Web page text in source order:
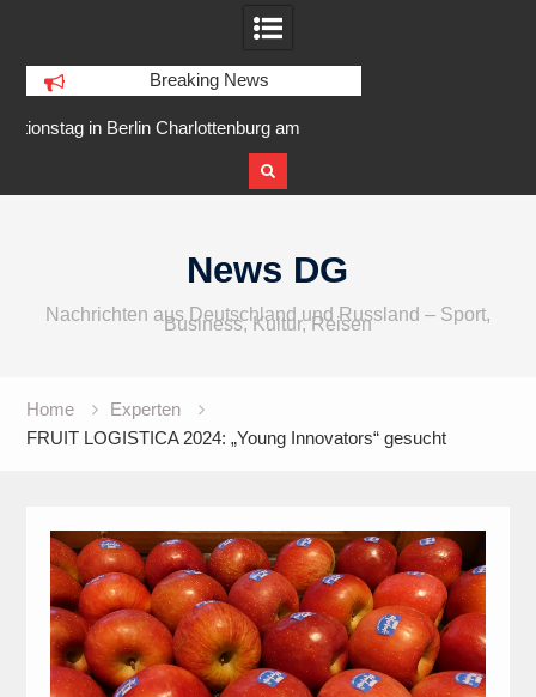
Breaking News
am
IFA 2026 Audio wird größer,
internationaler und vielfältiger
News DG
Nachrichten aus Deutschland und Russland – Sport,
Business, Kultur, Reisen
Home
Experten
FRUIT LOGISTICA 2024: „Young Innovators“ gesucht